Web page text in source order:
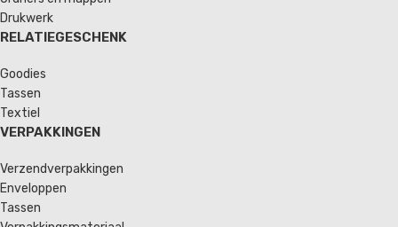
Drukwerk
RELATIEGESCHENK
Goodies
Tassen
Textiel
VERPAKKINGEN
Verzendverpakkingen
Enveloppen
Tassen